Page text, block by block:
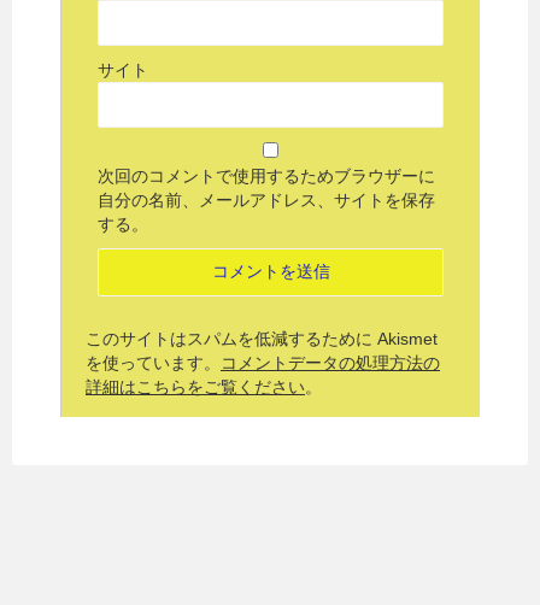
サイト
次回のコメントで使用するためブラウザーに
自分の名前、メールアドレス、サイトを保存
する。
このサイトはスパムを低減するために Akismet
を使っています。
コメントデータの処理方法の
詳細はこちらをご覧ください。